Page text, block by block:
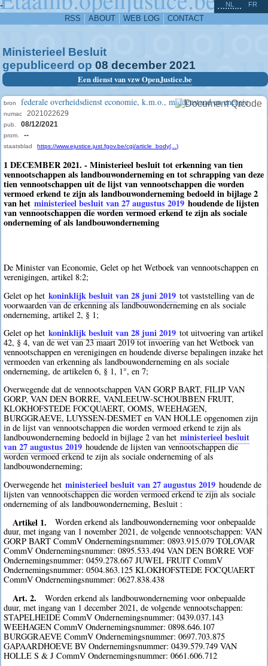
-
RSS ABOUT WEB LOG CONTACT
NL FR
Ministerieel Besluit
gepubliceerd op 08 december 2021
Een dienst van vzw OpenJustice.be
bron federale overheidsdienst economie, k.m.o., middenstand en energie
numac 2021022629
pub. 08/12/2021
prom. --
staatsblad https://www.ejustice.just.fgov.be/cgi/article_body(...)
1 DECEMBER 2021. - Ministerieel besluit tot erkenning van tien
vennootschappen als landbouwonderneming en tot schrapping van deze
tien vennootschappen uit de lijst van vennootschappen die worden
vermoed erkend te zijn als landbouwonderneming bedoeld in bijlage 2
van het ministerieel besluit van 27 augustus 2019 houdende de lijsten
van vennootschappen die worden vermoed erkend te zijn als sociale
onderneming of als landbouwonderneming
De Minister van Economie, Gelet op het Wetboek van vennootschappen en
verenigingen, artikel 8:2;
Gelet op het koninklijk besluit van 28 juni 2019 tot vaststelling van de
voorwaarden van de erkenning als landbouwonderneming en als sociale
onderneming, artikel 2, § 1;
Gelet op het koninklijk besluit van 28 juni 2019 tot uitvoering van artikel
42, § 4, van de wet van 23 maart 2019 tot invoering van het Wetboek van
vennootschappen en verenigingen en houdende diverse bepalingen inzake het
vermoeden van erkenning als landbouwonderneming en als sociale
onderneming, de artikelen 6, § 1, 1°, en 7;
Overwegende dat de vennootschappen VAN GORP BART, FILIP VAN
GORP, VAN DEN BORRE, VANLEEUW-SCHOUBBEN FRUIT,
KLOKHOFSTEDE FOCQUAERT, OOMS, WEEHAGEN,
BURGGRAEVE, LUYSSEN-DESMET en VAN HOLLE opgenomen zijn
in de lijst van vennootschappen die worden vermoed erkend te zijn als
landbouwonderneming bedoeld in bijlage 2 van het ministerieel besluit
van 27 augustus 2019 houdende de lijsten van vennootschappen die
worden vermoed erkend te zijn als sociale onderneming of als
landbouwonderneming;
Overwegende het ministerieel besluit van 27 augustus 2019 houdende de
lijsten van vennootschappen die worden vermoed erkend te zijn als sociale
onderneming of als landbouwonderneming, Besluit :
Artikel 1.
Worden erkend als landbouwonderneming voor onbepaalde
duur, met ingang van 1 november 2021, de volgende vennootschappen: VAN
GORP BART CommV Ondernemingsnummer: 0893.915.079 TOLOVAR
CommV Ondernemingsnummer: 0895.533.494 VAN DEN BORRE VOF
Ondernemingsnummer: 0459.278.667 JUWEL FRUIT CommV
Ondernemingsnummer: 0504.863.125 KLOKHOFSTEDE FOCQUAERT
CommV Ondernemingsnummer: 0627.838.438
Art. 2.
Worden erkend als landbouwonderneming voor onbepaalde
duur, met ingang van 1 december 2021, de volgende vennootschappen:
STAPELHEIDE CommV Ondernemingsnummer: 0439.037.143
WEEHAGEN CommV Ondernemingsnummer: 0898.646.107
BURGGRAEVE CommV Ondernemingsnummer: 0697.703.875
GAPAARDHOEVE BV Ondernemingsnummer: 0439.579.749 VAN
HOLLE S & J CommV Ondernemingsnummer: 0661.606.712
^